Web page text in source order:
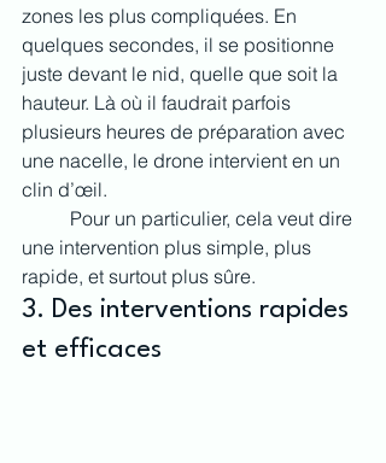
zones les plus compliquées. En
quelques secondes, il se positionne
juste devant le nid, quelle que soit la
hauteur. Là où il faudrait parfois
plusieurs heures de préparation avec
une nacelle, le drone intervient en un
clin d’œil.
une intervention plus simple, plus
rapide, et surtout plus sûre.
3. Des interventions rapides
et efficaces